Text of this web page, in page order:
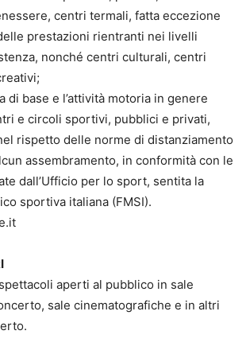
centri termali, fatta eccezione
prestazioni rientranti nei livelli
nonché centri culturali, centri
di base e l’attività motoria in genere
e circoli sportivi, pubblici e privati,
rispetto delle norme di distanziamento
assembramento, in conformità con le
dall’Ufficio per lo sport, sentita la
sportiva italiana (FMSI).
aperti al pubblico in sale
sale cinematografiche e in altri